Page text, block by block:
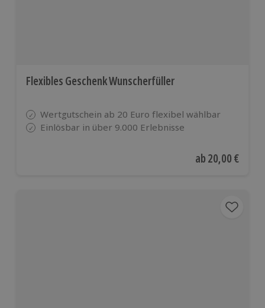
Flexibles Geschenk Wunscherfüller
Wertgutschein ab 20 Euro flexibel wählbar
Einlösbar in über 9.000 Erlebnisse
Aktueller Preis
ab20,00 €